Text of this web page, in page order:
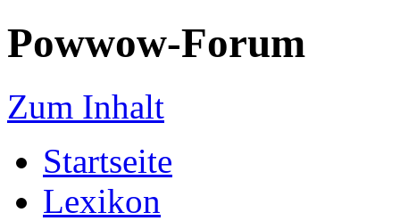
Powwow-Forum
Zum Inhalt
Startseite
Lexikon